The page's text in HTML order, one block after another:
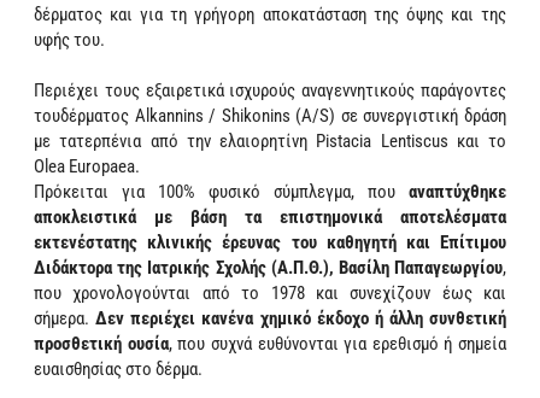
δέρματος και για τη γρήγορη αποκατάσταση της όψης και της
υφής του.
Περιέχει τους εξαιρετικά ισχυρούς αναγεννητικούς παράγοντες
τουδέρματος Alkannins / Shikonins (A/S) σε συνεργιστική δράση
με τατερπένια από την ελαιορητίνη Pistacia Lentiscus και το
Olea Europaea.
Πρόκειται για 100% φυσικό σύμπλεγμα, που αναπτύχθηκε
αποκλειστικά με βάση τα επιστημονικά αποτελέσματα
εκτενέστατης κλινικής έρευνας του καθηγητή και Επίτιμου
Διδάκτορα της Ιατρικής Σχολής (Α.Π.Θ.), Βασίλη Παπαγεωργίου,
που χρονολογούνται από το 1978 και συνεχίζουν έως και
σήμερα.Δεν περιέχει κανένα χημικό έκδοχο ή άλλη συνθετική
προσθετική ουσία, που συχνά ευθύνονται για ερεθισμό ή σημεία
ευαισθησίας στο δέρμα.